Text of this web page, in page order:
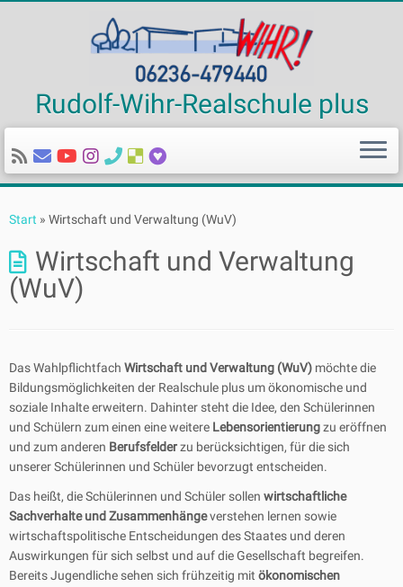
Inhalt
Rudolf-Wihr-Realschule plus
Start » Wirtschaft und Verwaltung (WuV)
Wirtschaft und Verwaltung
(WuV)
Das Wahlpflichtfach Wirtschaft und Verwaltung (WuV) möchte die
Bildungsmöglichkeiten der Realschule plus um ökonomische und
soziale Inhalte erweitern. Dahinter steht die Idee, den Schülerinnen
und Schülern zum einen eine weitere Lebensorientierungzu eröffnen
und zum anderen Berufsfelderzu berücksichtigen, für die sich
unserer Schülerinnen und Schüler bevorzugt entscheiden.
Das heißt, die Schülerinnen und Schüler sollen wirtschaftliche
Sachverhalte und Zusammenhängeverstehen lernen sowie
wirtschaftspolitische Entscheidungen des Staates und deren
Auswirkungen für sich selbst und auf die Gesellschaft begreifen.
Bereits Jugendliche sehen sich frühzeitig mit ökonomischen